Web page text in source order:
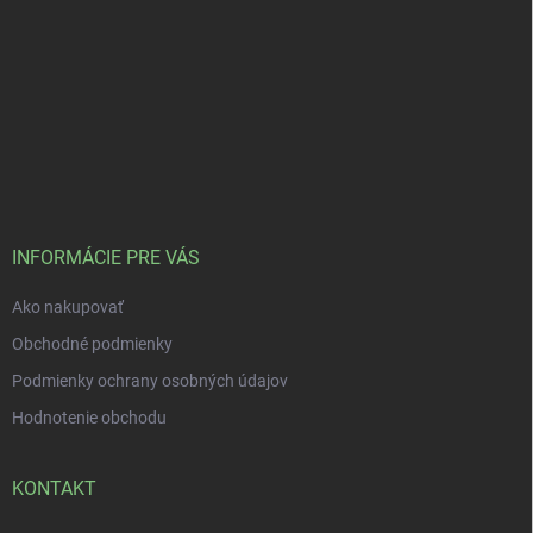
INFORMÁCIE PRE VÁS
Ako nakupovať
Obchodné podmienky
Podmienky ochrany osobných údajov
Hodnotenie obchodu
KONTAKT